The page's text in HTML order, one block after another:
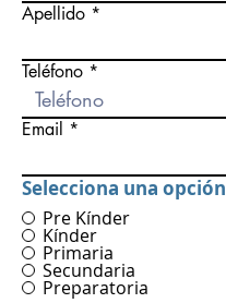
Apellido
Teléfono
Email
Selecciona una opción
Pre Kínder
Kínder
Primaria
Secundaria
Preparatoria